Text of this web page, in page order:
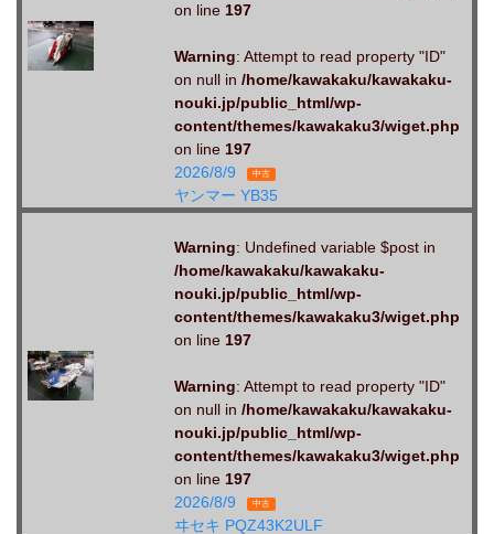
on line 197
Warning: Attempt to read property "ID"
on null in /home/kawakaku/kawakaku-
nouki.jp/public_html/wp-
content/themes/kawakaku3/wiget.php
on line 197
2026/8/9
中古
ヤンマー YB35
Warning: Undefined variable $post in
/home/kawakaku/kawakaku-
nouki.jp/public_html/wp-
content/themes/kawakaku3/wiget.php
on line 197
Warning: Attempt to read property "ID"
on null in /home/kawakaku/kawakaku-
nouki.jp/public_html/wp-
content/themes/kawakaku3/wiget.php
on line 197
2026/8/9
中古
ヰセキ PQZ43K2ULF